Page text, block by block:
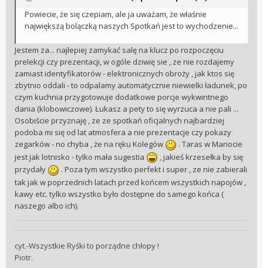
Powiecie, że się czepiam, ale ja uważam, że właśnie
największą bolączką naszych Spotkań jest to wychodzenie...
Jestem za... najlepiej zamykać salę na klucz po rozpoczęciu
prelekcji czy prezentacji, w ogóle dziwię sie , ze nie rozdajemy
zamiast identyfikatorów - elektronicznych obroży , jak ktos się
zbytnio oddali - to odpalamy automatycznie niewielki ładunek, po
czym kuchnia przygotowuje dodatkowe porcje wykwintnego
dania (klobowiczowe). Łukasz a pety to się wyrzuca a nie pali ...
Osobiście przyznaję , ze ze spotkań oficjalnych najbardziej
podoba mi się od lat atmosfera a nie prezentacje czy pokazy
zegarków - no chyba , że na ręku Kolegów
. Taras w Mariocie
jest jak lotnisko - tylko mała sugestia
, jakieś krzesełka by się
przydały
. Poza tym wszystko perfekt i super , ze nie zabierali
tak jak w poprzednich latach przed końcem wszystkich napojów ,
kawy etc. tylko wszystko było dostępne do samego końca (
naszego albo ich).
cyt.-Wszystkie Ryśki to porządne chłopy !
Piotr.